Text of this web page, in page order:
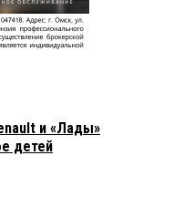
и «Лады»
детей